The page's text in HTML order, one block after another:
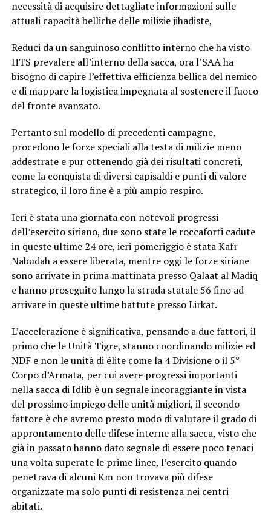
necessità di acquisire dettagliate informazioni sulle
attuali capacità belliche delle milizie jihadiste,
Reduci da un sanguinoso conflitto interno che ha visto
HTS prevalere all’interno della sacca, ora l’SAA ha
bisogno di capire l’effettiva efficienza bellica del nemico
e di mappare la logistica impegnata al sostenere il fuoco
del fronte avanzato.
Pertanto sul modello di precedenti campagne,
procedono le forze speciali alla testa di milizie meno
addestrate e pur ottenendo già dei risultati concreti,
come la conquista di diversi capisaldi e punti di valore
strategico, il loro fine è a più ampio respiro.
Ieri è stata una giornata con notevoli progressi
dell’esercito siriano, due sono state le roccaforti cadute
in queste ultime 24 ore, ieri pomeriggio è stata Kafr
Nabudah a essere liberata, mentre oggi le forze siriane
sono arrivate in prima mattinata presso Qalaat al Madiq
e hanno proseguito lungo la strada statale 56 fino ad
arrivare in queste ultime battute presso Lirkat.
L’accelerazione è significativa, pensando a due fattori, il
primo che le Unità Tigre, stanno coordinando milizie ed
NDF e non le unità di élite come la 4 Divisione o il 5°
Corpo d’Armata, per cui avere progressi importanti
nella sacca di Idlib è un segnale incoraggiante in vista
del prossimo impiego delle unità migliori, il secondo
fattore è che avremo presto modo di valutare il grado di
approntamento delle difese interne alla sacca, visto che
già in passato hanno dato segnale di essere poco tenaci
una volta superate le prime linee, l’esercito quando
penetrava di alcuni Km non trovava più difese
organizzate ma solo punti di resistenza nei centri
abitati.